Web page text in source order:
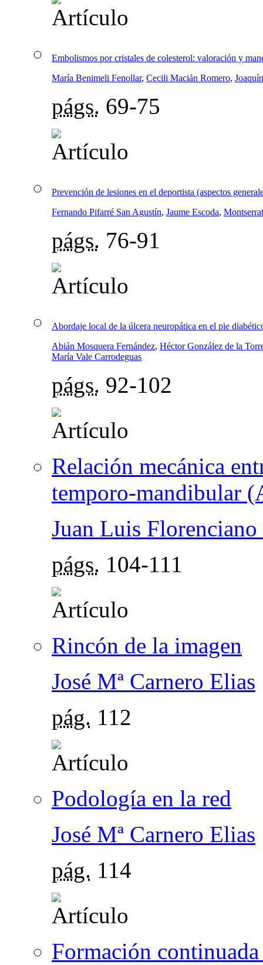
Embolismos por cristales de colesterol: valoración y
María Benimeli Fenollar, Cecili Macián Romero,
págs. 69-75
Prevención de lesiones en el deportista (aspectos
Fernando Pifarré San Agustín, Jaume Escoda,
págs. 76-91
Abordaje local de la úlcera neuropática en el pie
Abián Mosquera Fernández, Héctor González de la
María Vale Carrodeguas
págs. 92-102
Relación mecánica
temporo-mandibular
Juan Luis Florenciano
págs. 104-111
Rincón de la imagen
José Mª Carnero Elias
pág. 112
Podología en la red
José Mª Carnero Elias
pág. 114
Formación